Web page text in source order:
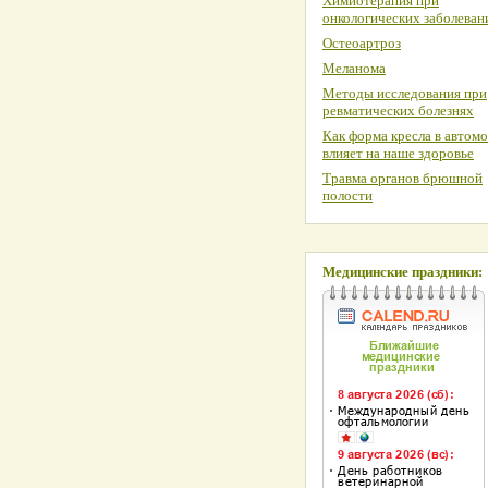
онкологических
Остеоартроз
Меланома
Методы исследования при
ревматических болезнях
Как форма кресла в
влияет на наше здоровье
Травма органов брюшной
полости
Медицинские праздники: